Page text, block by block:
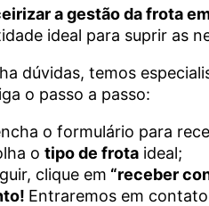
a gestão da frota
ideal para suprir as
dúvidas, temos
o passo a passo:
o formulário para
o tipo de frota ideal;
clique em “receber
Entraremos em